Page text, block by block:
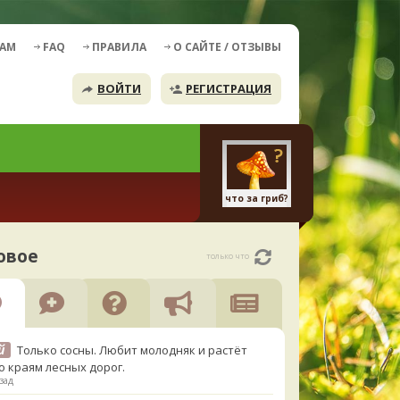
FAQ ПРАВИЛА О САЙТЕ / ОТЗЫВЫ
ВОЙТИ РЕГИСТРАЦИЯ
что за гриб?
только что
Только сосны. Любит молодняк и растёт
краям лесных дорог.